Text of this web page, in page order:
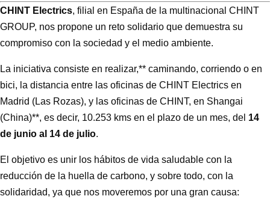
CHINT Electrics, filial en España de la multinacional CHINT
GROUP, nos propone un reto solidario que demuestra su
compromiso con la sociedad y el medio ambiente.
La iniciativa consiste en realizar,** caminando, corriendo o en
bici, la distancia entre las oficinas de CHINT Electrics en
Madrid (Las Rozas), y las oficinas de CHINT, en Shangai
(China)**, es decir, 10.253 kms en el plazo de un mes, del 14
de junio al 14 de julio.
El objetivo es unir los hábitos de vida saludable con la
reducción de la huella de carbono, y sobre todo, con la
solidaridad, ya que nos moveremos por una gran causa: